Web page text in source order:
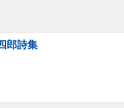
郎詩集